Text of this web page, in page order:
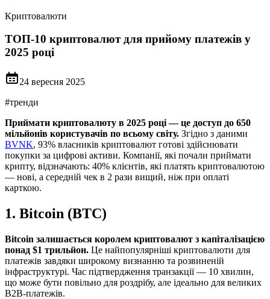
Криптовалюти
ТОП-10 криптовалют для прийому платежів у
2025 році
24 вересня 2025
#тренди
Приймати криптовалюту в 2025 році — це доступ до 650
мільйонів користувачів по всьому світу. Згідно з даними
BVNK, 93% власників криптовалют готові здійснювати
покупки за цифрові активи. Компанії, які почали приймати
крипту, відзначають: 40% клієнтів, які платять криптовалютою
— нові, а середній чек в 2 рази вищий, ніж при оплаті
карткою.
1. Bitcoin (BTC)
Bitcoin залишається королем криптовалют з капіталізацією
понад $1 трильйон. Це найпопулярніші криптовалюти для
платежів завдяки широкому визнанню та розвиненій
інфраструктурі. Час підтвердження транзакції — 10 хвилин,
що може бути повільно для роздрібу, але ідеально для великих
B2B-платежів.